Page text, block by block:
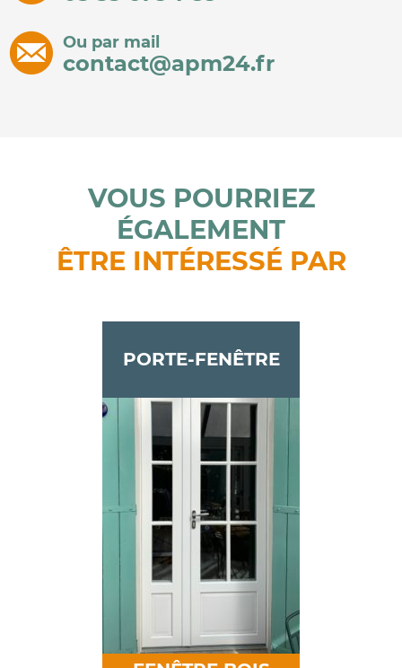
Ou par mail
contact@apm24.fr
VOUS POURRIEZ
ÉGALEMENT
ÊTRE INTÉRESSÉ PAR
PORTE-FENÊTRE